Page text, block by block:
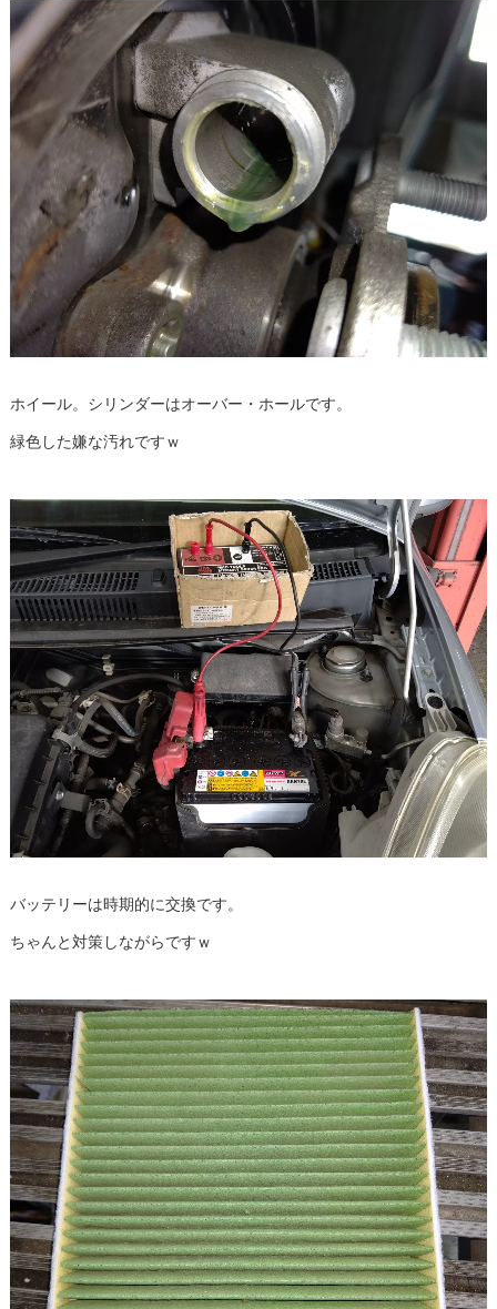
ホイール。シリンダーはオーバー・ホールです。
緑色した嫌な汚れですｗ
バッテリーは時期的に交換です。
ちゃんと対策しながらですｗ